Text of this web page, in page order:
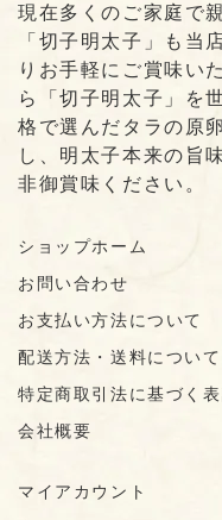
現在多くのご家庭で
「切子明太子」も当
りお手軽にご賞味い
ら「切子明太子」を
格で選んだタラの原
し、明太子本来の旨
非御賞味ください。
ショップホーム
お問い合わせ
お支払い方法について
配送方法・送料について
特定商取引法に基づく
会社概要
マイアカウント